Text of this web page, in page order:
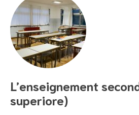
L’enseignement
superiore)